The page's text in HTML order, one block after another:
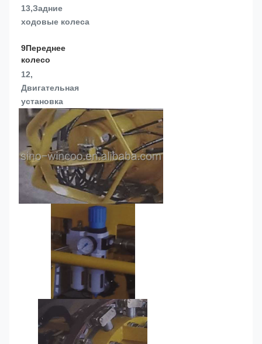
13,Задние
ходовые колеса
9Переднее
колесо
12,
Двигательная
установка